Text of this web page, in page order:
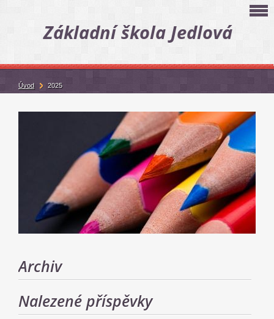
Základní škola Jedlová
Archiv
Nalezené příspěvky
Úvod 2025